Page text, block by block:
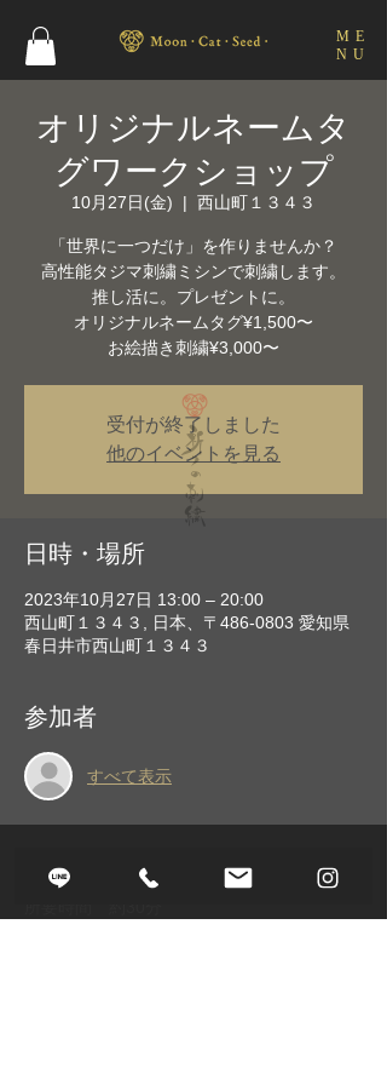
ME
NU
オリジナルネームタ
グワークショップ
10月27日(金)
  |
西山町１３４３
「世界に一つだけ」を作りませんか？
高性能タジマ刺繍ミシンで刺繍します。
推し活に。プレゼントに。
オリジナルネームタグ¥1,500〜
受付が終了しました
他のイベントを見る
日時・場所
2023年10月27日 13:00 – 20:00
西山町１３４３, 日本、〒486-0803 愛知県
春日井市西山町１３４３
参加者
すべて表示
イベントについて